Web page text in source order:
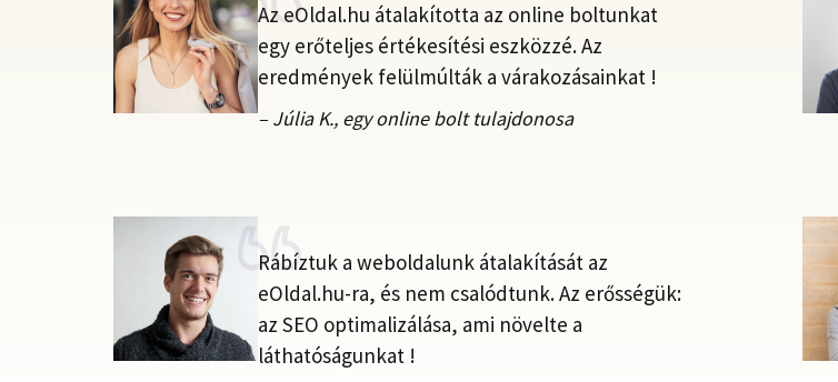
Az eOldal.hu átalakította az online boltunkat
egy erőteljes értékesítési eszközzé. Az
eredmények felülmúlták a várakozásainkat !
– Júlia K., egy online bolt tulajdonosa
Rábíztuk a weboldalunk átalakítását az
eOldal.hu-ra, és nem csalódtunk. Az erősségük:
az SEO optimalizálása, ami növelte a
láthatóságunkat !